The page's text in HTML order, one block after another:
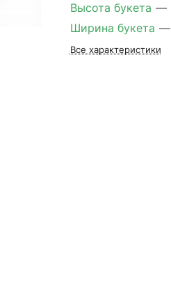
Высота букета —
Ширина букета —
Все характеристики